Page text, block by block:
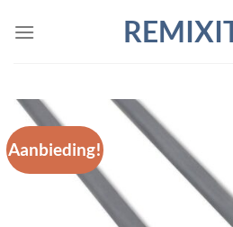
naar
Aanbieding!